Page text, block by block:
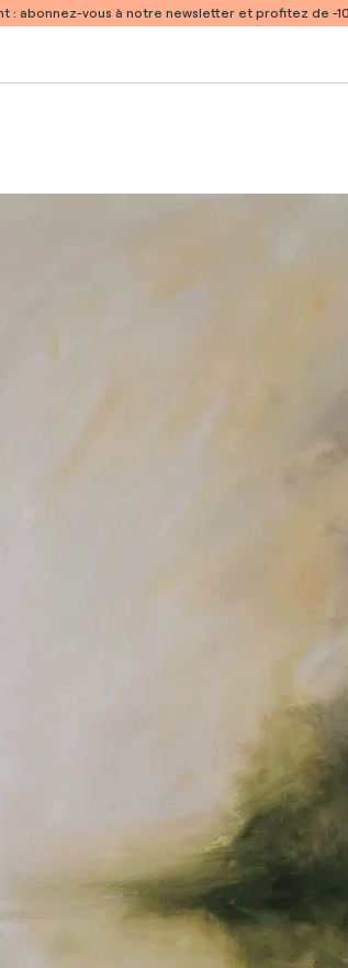
: abonnez-vous à notre newsletter et profitez de -